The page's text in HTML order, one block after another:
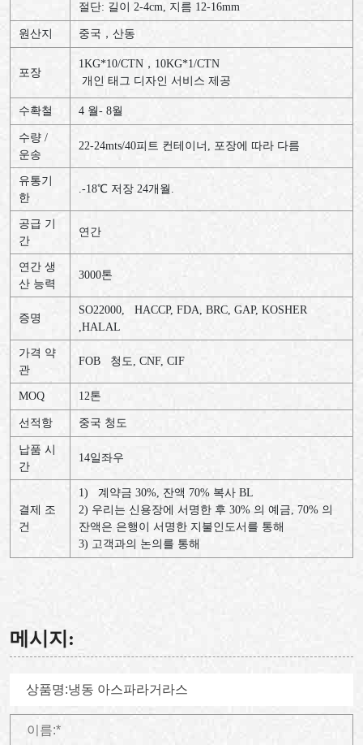
절단: 길이 2-4cm, 지름 12-16mm
원산지 중국，산동
포장
1KG*10/CTN ， 10KG*1/CTN
개인 태그 디자인 서비스 제공
수확철 4 월- 8월
수량 /
운송
22-24mts/40피트 컨테이너 , 포장에 따라 다름
유통기
한
.-18℃ 저장 24개월 .
공급 기
간
연간
연간 생
산 능력
3000톤
증명
SO22000, HACCP, FDA, BRC, GAP, KOSHER
,HALAL
가격 약
관
FOB 청도, CNF, CIF
MOQ 12톤
선적항 중국 청도
납품 시
간
14일좌우
결제
조
건
1) 계약금 30%, 잔액 70% 복사 BL
2) 우리는 신용장에 서명한 후 30% 의 예금, 70% 의
잔액은 은행이 서명한 지불인도서를 통해
3) 고객과의 논의를 통해
메시지: